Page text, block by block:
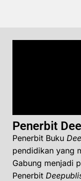
Penerbit
Penerbit Buku
pendidikan yang
Gabung menjadi
Penerbit